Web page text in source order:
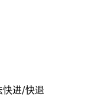
快进/快退